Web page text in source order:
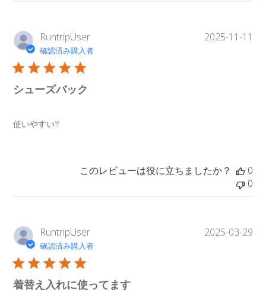
RuntripUser
確認済み購入者
シューズバック
使いやすい‼️
2025-11-11
このレビューは役に立ちましたか？
0
0
RuntripUser
確認済み購入者
着替え入れに使ってます
公
2025-03-29